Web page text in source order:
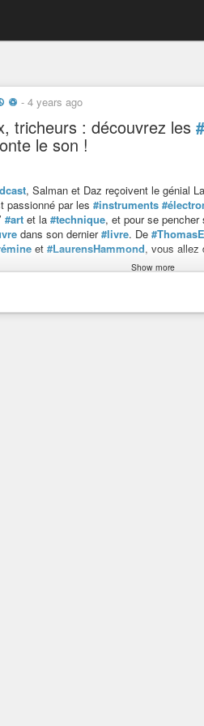
♽ - 4 years ago
tricheurs : découvrez les
le son !
, Salman et Daz reçoivent le génial
passionné par les #instruments
#art et la #technique, et pour se pencher
dans son dernier#livre. De
et #LaurensHammond, vous allez
Show more